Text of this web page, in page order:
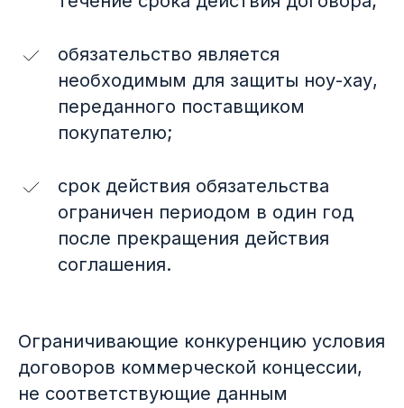
обязательство является
необходимым для защиты ноу-хау,
переданного поставщиком
покупателю;
срок действия обязательства
ограничен периодом в один год
после прекращения действия
соглашения.
Ограничивающие конкуренцию условия
договоров коммерческой концессии,
не соответствующие данным